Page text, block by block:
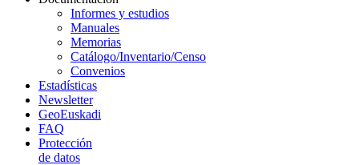
Informes y estudios
Manuales
Memorias
Catálogo/Inventario/Censo
Convenios
Estadísticas
Newsletter
GeoEuskadi
FAQ
Protección
de datos